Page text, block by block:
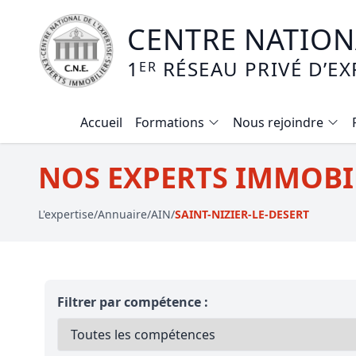
CENTRE
1 ER RÉSEAU PRIVÉ
Accueil
Formations
Formation expertise immobilière /
Expertise local commercial
Mise en copropriété
Expertise terrains agricoles,
Nous rejoindre
NOS EXPERTS
L'expertise/Annuaire/AIN/SAINT-NIZIER-LE-DESERT
Filtrer par compétence :